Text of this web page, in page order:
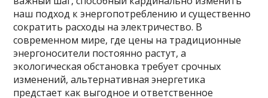
наш подход к энергопотреблению и существенно
сократить расходы на электричество. В
современном мире, где цены на традиционные
энергоносители постоянно растут, а
экологическая обстановка требует срочных
изменений, альтернативная энергетика
предстает как выгодное и ответственное